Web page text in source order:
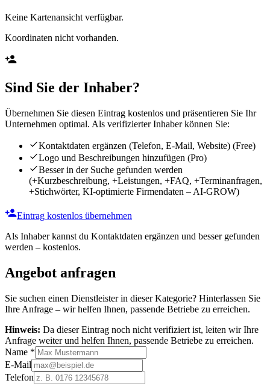
Keine Kartenansicht verfügbar.
Koordinaten nicht vorhanden.
Sind Sie der Inhaber?
Übernehmen Sie diesen Eintrag kostenlos und präsentieren Sie Ihr
Unternehmen optimal. Als verifizierter Inhaber können Sie:
Kontaktdaten ergänzen (Telefon, E-Mail, Website) (Free)
Logo und Beschreibungen hinzufügen (Pro)
Besser in der Suche gefunden werden
(+Kurzbeschreibung, +Leistungen, +FAQ, +Terminanfragen,
+Stichwörter, KI-optimierte Firmendaten – AI-GROW)
Eintrag kostenlos übernehmen
Als Inhaber kannst du Kontaktdaten ergänzen und besser gefunden
werden – kostenlos.
Angebot anfragen
Sie suchen einen Dienstleister in dieser Kategorie? Hinterlassen Sie
Ihre Anfrage – wir helfen Ihnen, passende Betriebe zu erreichen.
Hinweis: Da dieser Eintrag noch nicht verifiziert ist, leiten wir Ihre
Anfrage weiter und helfen Ihnen, passende Betriebe zu erreichen.
Name *
E-Mail
Telefon